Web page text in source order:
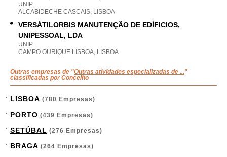
UNIP
ALCABIDECHE CASCAIS, LISBOA
VERSÁTILORBIS MANUTENÇÃO DE EDÍFICIOS,
UNIPESSOAL, LDA
UNIP
CAMPO OURIQUE LISBOA, LISBOA
Outras empresas de "Outras atividades especializadas de ..."
classificadas por Concelho
LISBOA (780 Empresas)
PORTO (439 Empresas)
SETÚBAL (276 Empresas)
BRAGA (264 Empresas)